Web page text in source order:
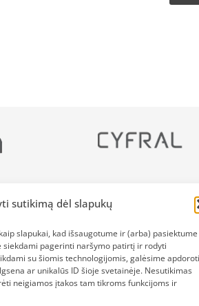
sutikimą dėl slapukų
slapukai, kad išsaugotume ir (arba) pasiektume
pagerinti naršymo patirtį ir rodyti
su šiomis technologijomis, galėsime apdoroti
ar unikalūs ID šioje svetainėje. Nesutikimas
neigiamos įtakos tam tikroms funkcijoms ir
HEROJAMS PRISTATYMAS PREKIŲ